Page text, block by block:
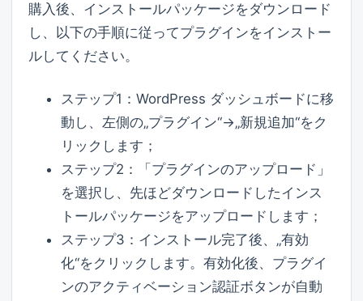
購入後、インストールパッケージをダウンロード
し、以下の手順に従ってプラグインをインストー
ルしてください。
ステップ1：WordPress ダッシュボードに移
動し、左側の„プラグイン“→„新規追加“をク
リックします；
ステップ2：「プラグインのアップロード」
を選択し、先ほどダウンロードしたインス
トールパッケージをアップロードします；
ステップ3：インストール完了後、„有効
化“をクリックします。有効化後、プラグイ
ンのアクティベーション認証ボタンが自動